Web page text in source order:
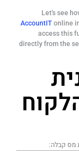
Let's see
AccountITonline
access this
directly from the
מס קבלה: